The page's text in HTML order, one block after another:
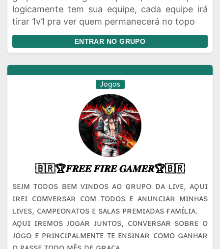
logicamente tem sua equipe, cada equipe irá
tirar 1v1 pra ver quem permanecerá no topo
ENTRAR NO GRUPO
Jogos
🇧🇷🏆𝑭𝑹𝑬𝑬 𝑭𝑰𝑹𝑬 𝑮𝑨𝑴𝑬𝑹🏆🇧🇷
sᴇᴊᴍ ᴛᴏᴅᴏs ʙᴇᴍ ᴠɪɴᴅᴏs ᴀᴏ ɢʀᴜᴘᴏ ᴅᴀ ʟɪᴠᴇ, ᴀϙᴜɪ
ɪʀᴇɪ ᴄᴏᴍᴠᴇʀsᴀʀ ᴄᴏᴍ ᴛᴏᴅᴏs ᴇ ᴀɴᴜɴᴄɪᴀʀ ᴍɪɴʜᴀs
ʟɪᴠᴇs, ᴄᴀᴍᴘᴇᴏɴᴀᴛᴏs ᴇ sᴀʟᴀs ᴘʀᴇᴍɪᴀᴅᴀs ғᴀᴍɪ́ʟɪᴀ.
ᴀϙᴜɪ ɪʀᴇᴍᴏs ᴊᴏɢᴀʀ ᴊᴜɴᴛᴏs, ᴄᴏɴᴠᴇʀsᴀʀ sᴏʙʀᴇ ᴏ
ᴊᴏɢᴏ ᴇ ᴘʀɪɴᴄɪᴘᴀʟᴍᴇɴᴛᴇ ᴛᴇ ᴇɴsɪɴᴀʀ ᴄᴏᴍᴏ ɢᴀɴʜᴀʀ